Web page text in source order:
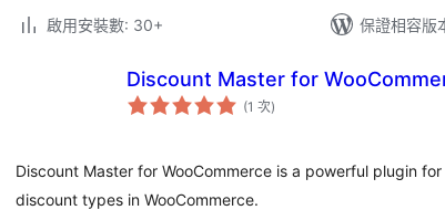
啟用安裝數: 30+
保證相容版
Discount Master for
(1 次評
分)
Discount Master for WooCommerce is a powerful plugin
discount types in WooCommerce.